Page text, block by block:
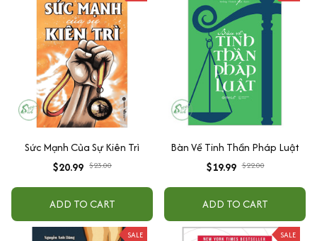
Sức Mạnh Của Sự Kiên Trì
$20.99 $23.00
ADD TO CART
Bàn Về Tinh Thần Pháp Luật
$19.99 $22.00
ADD TO CART
SALE SALE